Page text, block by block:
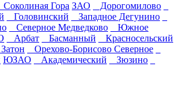
Соколиная Гора ЗАО
Дорогомилово
Головинский
Западное Дегунино
Северное Медведково
Южное
Арбат Басманный
Красносельский
Орехово-Борисово Северное
ЮЗАО Академический Зюзино